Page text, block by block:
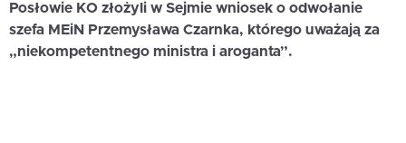
Posłowie KO złożyli w Sejmie wniosek o odwołanie
szefa MEiN Przemysława Czarnka, którego uważają za
„niekompetentnego ministra i aroganta”.